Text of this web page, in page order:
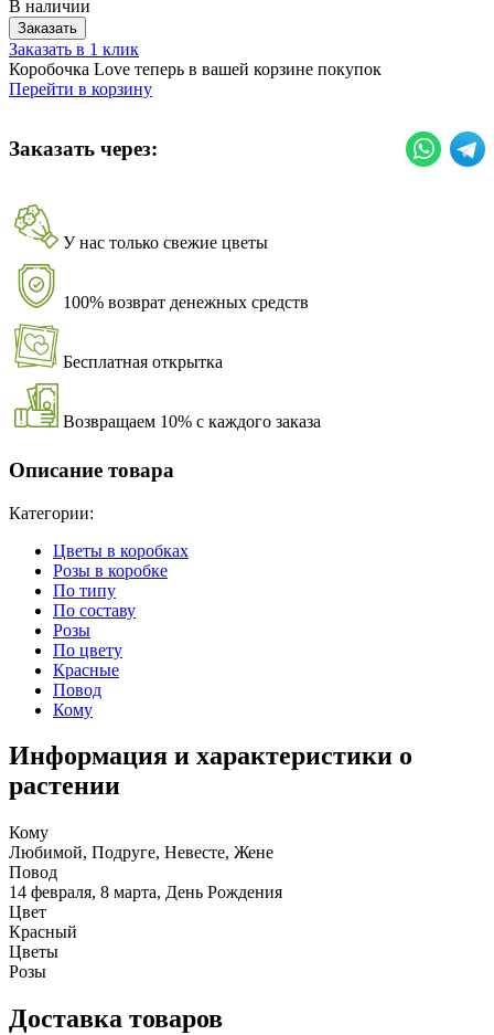
В наличии
Заказать
Заказать в 1 клик
Коробочка Love теперь в вашей корзине покупок
Перейти в корзину
Заказать через:
У нас только свежие цветы
100% возврат денежных средств
Бесплатная открытка
Возвращаем 10% с каждого заказа
Описание товара
Категории:
Цветы в коробках
Розы в коробке
По типу
По составу
Розы
По цвету
Красные
Повод
Кому
Информация и характеристики о
растении
Кому
Любимой, Подруге, Невесте, Жене
Повод
14 февраля, 8 марта, День Рождения
Цвет
Красный
Цветы
Розы
Доставка товаров